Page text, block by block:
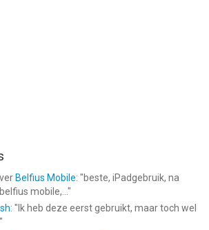
Belfius Mobile: "beste, iPadgebruik, na
mobile,... "
: " Ik heb deze eerst gebruikt, maar toch wel
"